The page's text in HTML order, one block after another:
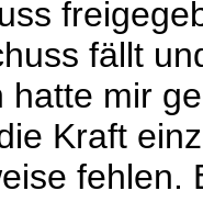
fällt
hatte mir
Kraft
fehlen.